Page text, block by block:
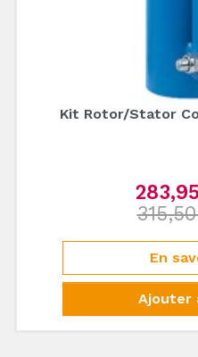
Kit Rotor/Stator
En
Ajouter